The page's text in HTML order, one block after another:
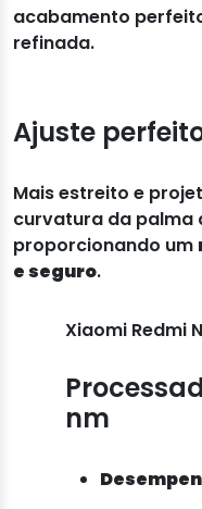
acabamento
refinada.
Ajuste
Mais estreito e
curvatura da palma
proporcionando um
e seguro.
Xiaomi Redmi
nm